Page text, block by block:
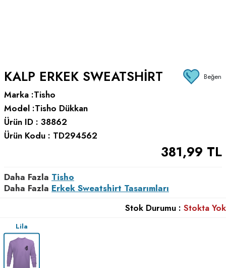
KALP ERKEK SWEATSHIRT Beğen
Marka :Tisho
Model :Tisho Dükkan
Ürün ID : 38862
Ürün Kodu : TD294562
381,99 TL
Daha Fazla Tisho
Daha Fazla Erkek Sweatshirt Tasarımları
Stok Durumu : Stokta Yok
Lila